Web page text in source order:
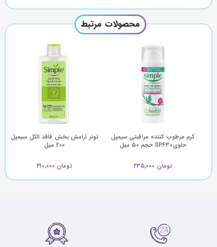
محصولات مرتبط
کرم مرطوب کننده مراقبتی سیمپل
حاویSPF30 حجم 50 میل
تومان 235,000
تونر آرامش بخش فاقد الکل سیمپل
200 میل
تومان 410,000